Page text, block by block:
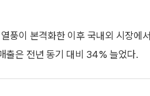
풍이 본격화한 이후 국내외 시장에서
출은 전년 동기 대비 34% 늘었다.